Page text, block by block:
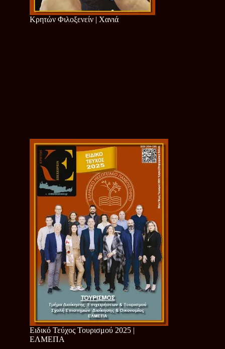
Κρητών Φιλοξενείν | Χανιά
Ειδικό Τεύχος Τουρισμού 2025 |
ΕΛΜΕΠΑ